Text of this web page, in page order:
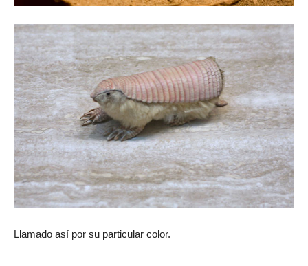
Llamado así por su particular color.